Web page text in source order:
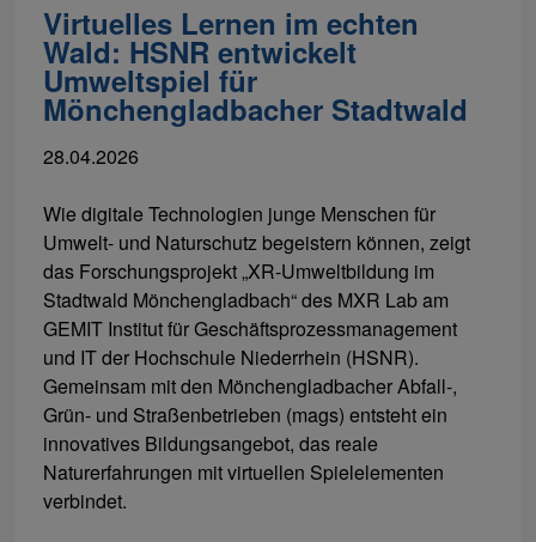
Virtuelles Lernen im echten
Wald: HSNR entwickelt
Umweltspiel für
Mönchengladbacher Stadtwald
28.04.2026
Wie digitale Technologien junge Menschen für
Umwelt- und Naturschutz begeistern können, zeigt
das Forschungsprojekt „XR-Umweltbildung im
Stadtwald Mönchengladbach“ des MXR Lab am
GEMIT Institut für Geschäftsprozessmanagement
und IT der Hochschule Niederrhein (HSNR).
Gemeinsam mit den Mönchengladbacher Abfall-,
Grün- und Straßenbetrieben (mags) entsteht ein
innovatives Bildungsangebot, das reale
Naturerfahrungen mit virtuellen Spielelementen
verbindet.